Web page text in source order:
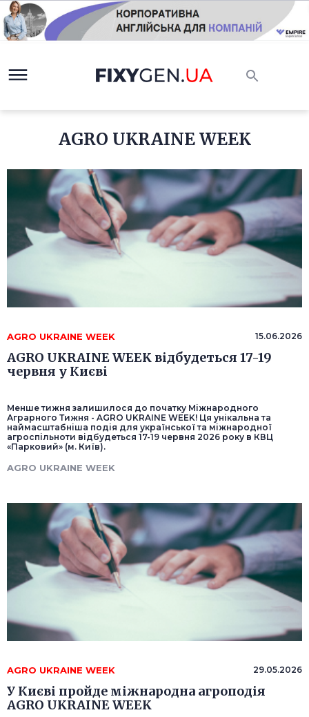
AGRO UKRAINE WEEK
AGRO UKRAINE WEEK 15.06.2026
AGRO UKRAINE WEEK відбудеться 17-19
червня у Києві
Менше тижня залишилося до початку Міжнародного
Аграрного Тижня - AGRO UKRAINE WEEK! Ця унікальна та
наймасштабніша подія для української та міжнародної
агроспільноти відбудеться 17-19 червня 2026 року в КВЦ
«Парковий» (м. Київ).
AGRO UKRAINE WEEK
AGRO UKRAINE WEEK 29.05.2026
У Києві пройде міжнародна агроподія
AGRO UKRAINE WEEK